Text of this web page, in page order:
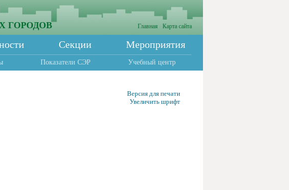
ГОРОДОВ Главная Карта сайта
Секции Мероприятия
Показатели СЭР Учебный центр
Версия для печати
Увеличить шрифт